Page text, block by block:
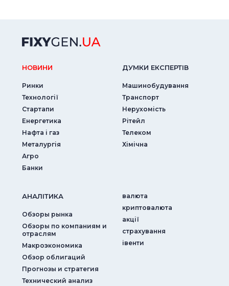
НОВИНИ
Ринки
Технології
Стартапи
Енергетика
Нафта і газ
Металургія
Агро
Банки
ДУМКИ ЕКСПЕРТIВ
Машинобудування
Транспорт
Нерухомість
Рітейл
Телеком
Хімічна
АНАЛIТИКА
Обзоры рынка
Обзоры по компаниям и
отраслям
Макроэкономика
Обзор облигаций
Прогнозы и стратегия
Технический анализ
валюта
криптовалюта
акції
страхування
iвенти